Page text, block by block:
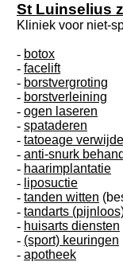
St Luinselius
Kliniek voor niet-
- botox
- facelift
- borstvergroting
- borstverleining
- ogen laseren
- spataderen
- tatoeage
- anti-snurk
- haarimplantatie
- liposuctie
- tanden witten
- tandarts
- huisarts diensten
- (sport) keuringen
- apotheek